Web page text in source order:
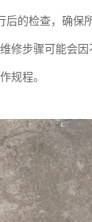
后的检查，确保
修步骤可能会
规程。